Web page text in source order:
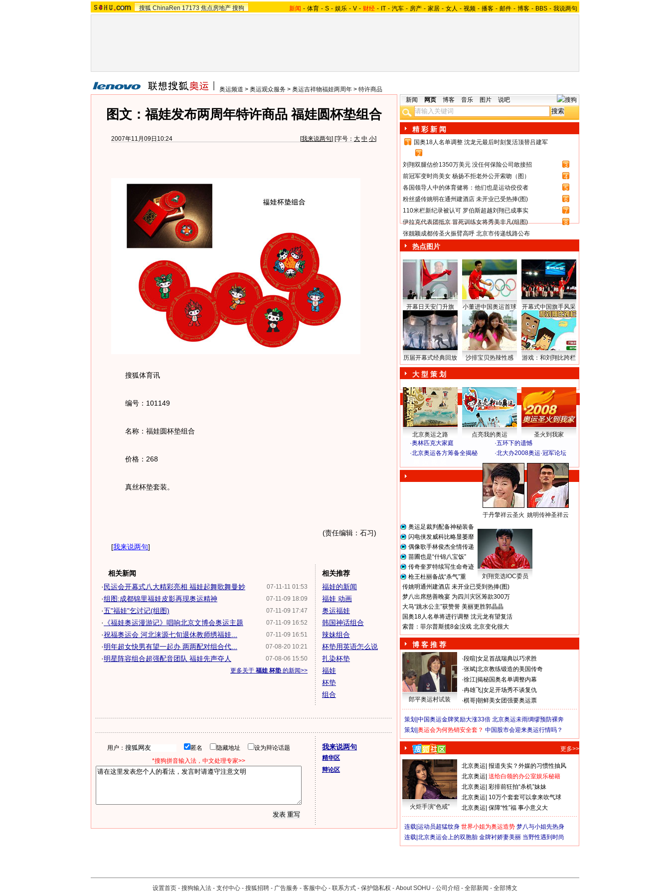
搜狐 ChinaRen 17173 焦点房地产 搜狗 新闻 - 体育 - S - 娱乐 - V - 财经 - IT - 汽车 - 房产 - 家居 - 女人 - 视频 - 播客 - 邮件 - 博客 - BBS - 我说两句
奥运频道 > 奥运观众服务 > 奥运吉祥物福娃两周年 > 特许商品
图文：福娃发布两周年特许商品 福娃圆杯垫组合
2007年11月09日10:24 [我来说两句] [字号： 大 中 小]
搜狐体育讯
编号：101149
名称：福娃圆杯垫组合
价格：268
真丝杯垫套装。
(责任编辑：石习)
[我来说两句]
相关新闻
07-11-11 01:53
· 民运会开幕式八大精彩亮相 福娃起舞歌舞曼妙
07-11-09 18:09
·组图:成都锦里福娃皮影再现奥运精神
07-11-09 17:47
·五"福娃"乞讨记(组图)
07-11-09 16:52
· 《福娃奥运漫游记》唱响北京文博会奥运主题
07-11-09 16:51
·祝福奥运会 河北涞源七旬退休教师绣福娃...
07-08-20 10:21
·明年超女快男有望一起办 两两配对组合代...
07-08-06 15:50
·明星阵容组合超强配音团队 福娃先声夺人
更多关于 福娃 杯垫 的新闻>>
相关推荐
福娃的新闻
福娃 动画
奥运福娃
韩国神话组合
辣妹组合
杯垫用英语怎么说
扎染杯垫
福娃
杯垫
组合
用户： 匿名 隐藏地址
设为辩论话题
*搜狗拼音输入法，中文处理专家>>
我来说两句
精华区
辩论区
新闻 网页 博客 音乐 图片 说吧
精 彩 新 闻
1
国奥18人名单调整 沈龙元最后时刻复活顶替吕建军
2
刘翔双腿估价1350万美元 没任何保险公司敢接招
3
前冠军变时尚美女 杨扬不拒老外公开索吻（图）
4
各国领导人中的体育健将：他们也是运动佼佼者
5
粉丝盛传姚明在通州建酒店 未开业已受热捧(图)
6
110米栏新纪录被认可 罗伯斯超越刘翔已成事实
7
伊拉克代表团抵京 冒死训练女将秀美非凡(组图)
8
张靓颖成都传圣火振臂高呼 北京市传递线路公布
热点图片
开幕日天安门升旗 小董进中国奥运首球 开幕式中国旗手风采
历届开幕式经典回放 沙排宝贝热辣性感 游戏：和刘翔比跨栏
大 型 策 划
北京奥运之路 点亮我的奥运
圣火到我家
·奥林匹克大家庭 ·五环下的遗憾
·北京奥运各方筹备全揭秘 ·北大办2008奥运·冠军论坛
于丹擎祥云圣火 姚明传神圣祥云
奥运足裁判配备神秘装备
闪电侠发威科比略显萎靡
偶像歌手林俊杰全情传递
苗圃也是“什锦八宝饭”
传奇奎罗特续写生命奇迹
枪王杜丽备战“杀气”重
刘翔竞选IOC委员
传姚明通州建酒店 未开业已受到热捧(图)
梦八出席慈善晚宴 为四川灾区筹款300万
大马“跳水公主”获赞誉 美丽更胜郭晶晶
国奥18人名单将进行调整 沈元龙有望复活
索普：菲尔普斯揽8金没戏 北京变化很大
博 客 推 荐
郎平奥运村试装
·段暄 女足首战瑞典以巧求胜
·张斌 北京教练锻造的美国传奇
·徐江 揭秘国奥名单调整内幕
·冉雄飞 女足开场秀不谈复仇
·棋哥 朝鲜美女团强要奥运票
策划| 中国奥运金牌奖励大涨33倍 北京奥运未雨绸缪预防裸奔
策划| 奥运会为何热销安全套？ 中国股市会迎来奥运行情吗？
更多>>
火炬手演“色戒”
北京奥运 报道失实？外媒的习惯性抽风
北京奥运 送给白领的办公室娱乐秘籍
北京奥运 彩排前狂拍“杀机”妹妹
北京奥运 10万个套套可以拿来吹气球
北京奥运 保障“性”福 事小意义大
连载| 运动员超猛纹身 世界小姐为奥运造势 梦八与小姐先热身
连载| 北京奥运会上的双胞胎 金牌衬娇妻美丽 当野性遇到时尚
设置首页 - 搜狗输入法 - 支付中心 - 搜狐招聘 - 广告服务 - 客服中心 - 联系方式 - 保护隐私权 - About SOHU - 公司介绍 - 全部新闻 - 全部博文